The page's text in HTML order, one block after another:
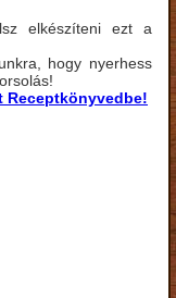
elkészíteni ezt a
hogy nyerhess
Receptkönyvedbe!